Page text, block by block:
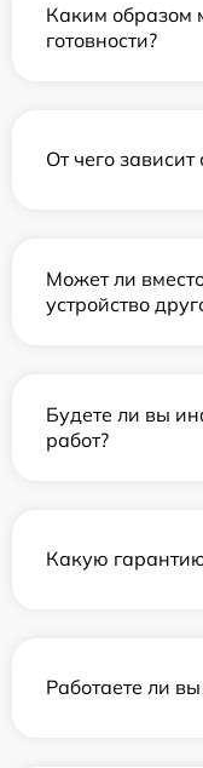
Каким образом
готовности?
От чего
Может ли
устройство
Будете ли вы
работ?
Какую
Работаете ли